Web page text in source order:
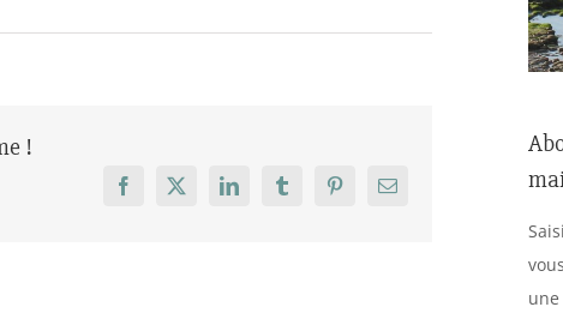
!
Facebook
X LinkedInTumblrPinterestEmail